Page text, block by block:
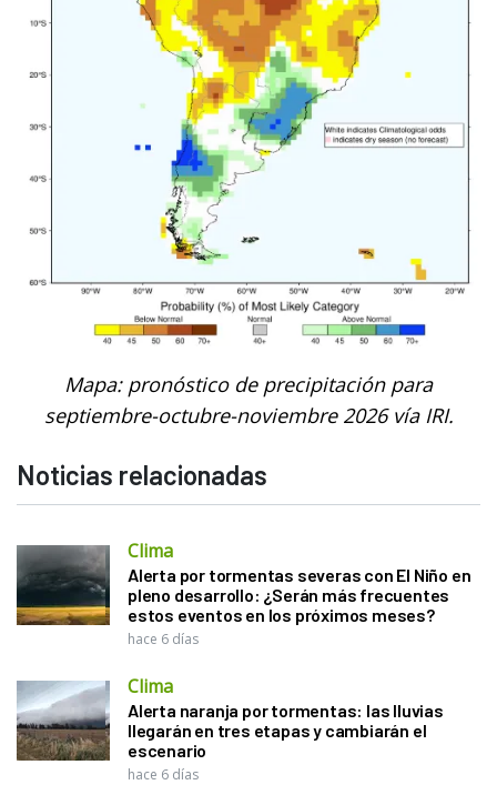
Mapa: pronóstico de precipitación para
septiembre-octubre-noviembre 2026 vía IRI.
Noticias relacionadas
Clima
Alerta por tormentas severas con El Niño en
pleno desarrollo: ¿Serán más frecuentes
estos eventos en los próximos meses?
hace 6 días
Clima
Alerta naranja por tormentas: las lluvias
llegarán en tres etapas y cambiarán el
escenario
hace 6 días